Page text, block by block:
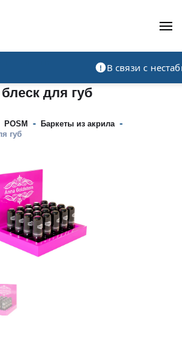
В связи с
для губ
POSM - Баркеты из акрила -
губ